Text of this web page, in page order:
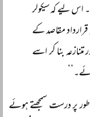
اس لیے کہ سیکولر
مقاصد کے
بنا کر اسے
پر درست سمجھتے ہوئے